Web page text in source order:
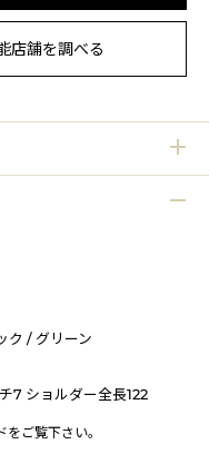
店舗を調べる
ク / グリーン
7 ショルダー全長122
をご覧下さい。